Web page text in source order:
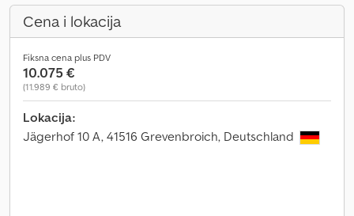
Cena i lokacija
Fiksna cena plus PDV
10.075 €
(11.989 € bruto)
Lokacija:
Jägerhof 10 A, 41516 Grevenbroich, Deutschland